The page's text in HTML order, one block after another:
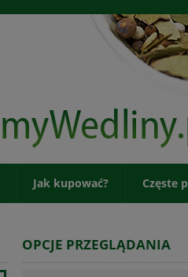
Jak kupować? Częste
OPCJE PRZEGLĄDANIA